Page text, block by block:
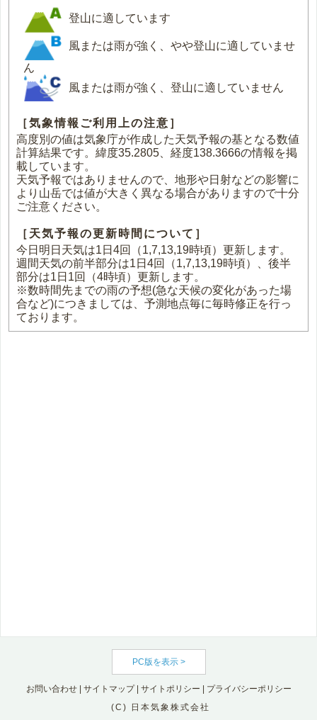
登山に適しています
風または雨が強く、やや登山に適していませ
ん
風または雨が強く、登山に適していません
［気象情報ご利用上の注意］
高度別の値は気象庁が作成した天気予報の基となる数値
計算結果です。緯度35.2805、経度138.3666の情報を掲
載しています。
天気予報ではありませんので、地形や日射などの影響に
より山岳では値が大きく異なる場合がありますので十分
ご注意ください。
［天気予報の更新時間について］
今日明日天気は1日4回（1,7,13,19時頃）更新します。
週間天気の前半部分は1日4回（1,7,13,19時頃）、後半
部分は1日1回（4時頃）更新します。
※数時間先までの雨の予想(急な天候の変化があった場
合など)につきましては、予測地点毎に毎時修正を行っ
ております。
PC版を表示 >
お問い合わせ| サイトマップ| サイトポリシー
プライバシーポリシー
(C) 日本気象株式会社